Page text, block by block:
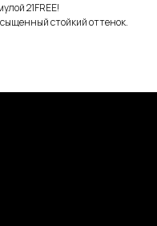
21FREE!
стойкий оттенок.